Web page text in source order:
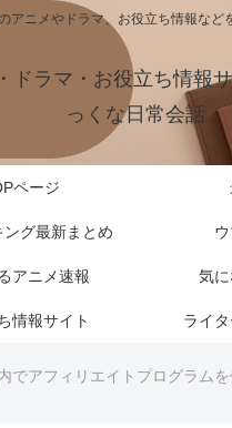
アニメやドラマ、お役立ち情報など
ドラマ・お役立ち情
っくな日常会話
ページ
グ最新まとめ
アニメ速報 気
情報サイト ライ
でアフィリエイトプログラム